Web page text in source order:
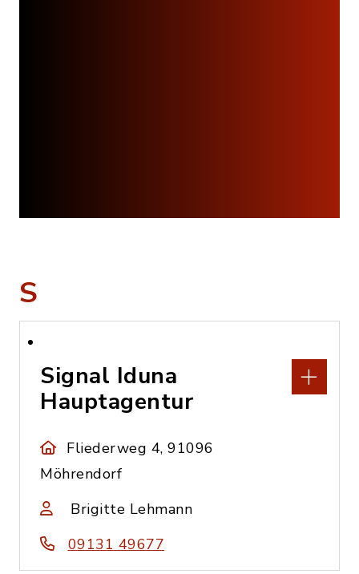
S
Signal Iduna
Hauptagentur
Fliederweg 4, 91096
Möhrendorf
Brigitte Lehmann
09131 49677